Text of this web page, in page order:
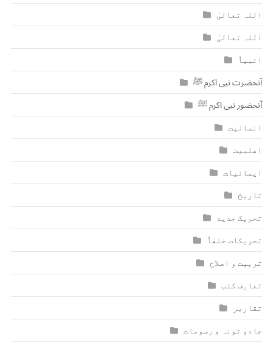
اللہ تعالیٰ
اللہ تعالیٰ
انبیاٗ
آنحضرت نبی اکرم ﷺ
آنحضور نبی اکرم ﷺ
انسانیت
اھلبیت
ایمانیات
تاریخ
تحریک جدید
تحریکات خلفاٗ
تربیت و اصلاح
تعارف کتب
تقاریر
جادو ٹونہ و رسومات